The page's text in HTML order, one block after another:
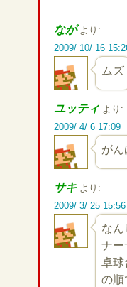
なが より:
2009/ 10/ 16
ムズ
ユッティ より:
2009/ 4/ 6 17:09
がん
サキ より:
2009/ 3/ 25 15:56
な
ナー
卓
の